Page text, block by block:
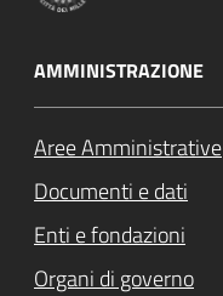
AMMINISTRAZIONE
Aree Amministrative
Documenti e dati
Enti e fondazioni
Organi di governo